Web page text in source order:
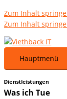
Zum Inhalt
Zum Inhalt
Hauptmenü
Dienstleistungen
Was ich Tue